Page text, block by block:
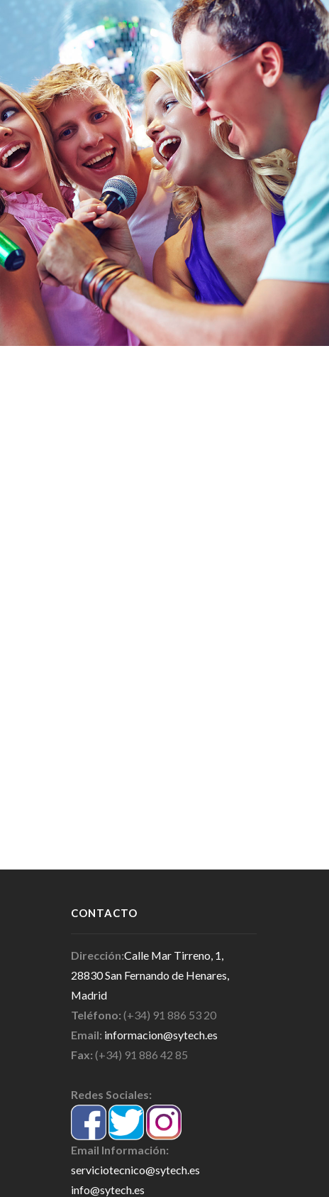
CONTACTO
Dirección:Calle Mar Tirreno, 1,
28830 San Fernando de Henares,
Madrid
Teléfono: (+34) 91 886 53 20
Email: informacion@sytech.es
Fax: (+34) 91 886 42 85
Redes Sociales:
Email Información:
serviciotecnico@sytech.es
info@sytech.es